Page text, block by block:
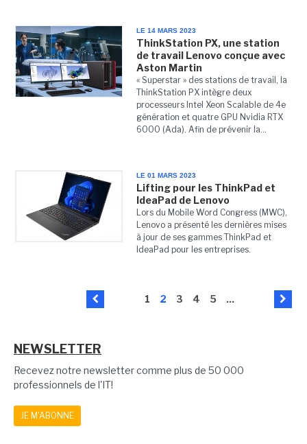
LE 14 MARS 2023
ThinkStation PX, une station
de travail Lenovo conçue avec
Aston Martin
« Superstar » des stations de travail, la
ThinkStation PX intègre deux
processeurs Intel Xeon Scalable de 4e
génération et quatre GPU Nvidia RTX
6000 (Ada). Afin de prévenir la...
LE 01 MARS 2023
Lifting pour les ThinkPad et
IdeaPad de Lenovo
Lors du Mobile Word Congress (MWC),
Lenovo a présenté les dernières mises
à jour de ses gammes ThinkPad et
IdeaPad pour les entreprises.
1 2 3 4 5 ...
NEWSLETTER
Recevez notre newsletter comme plus de 50 000
professionnels de l'IT!
JE M'ABONNE